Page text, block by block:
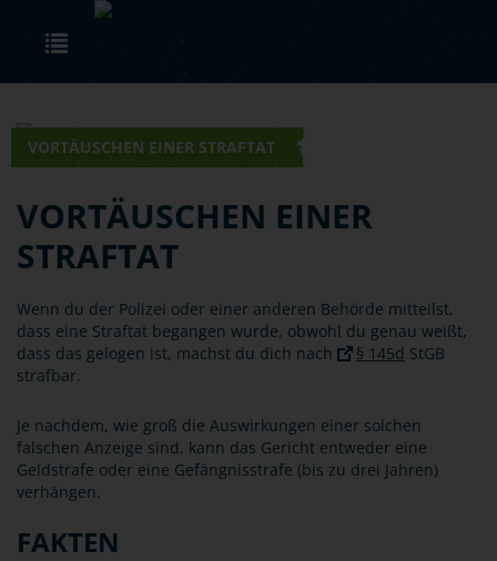
Skip to main content
VORTÄUSCHEN EINER STRAFTAT
VORTÄUSCHEN EINER
STRAFTAT
Wenn du der Polizei oder einer anderen Behörde mitteilst,
dass eine Straftat begangen wurde, obwohl du genau weißt,
dass das gelogen ist, machst du dich nach
§ 145d StGB
strafbar.
Je nachdem, wie groß die Auswirkungen einer solchen
falschen Anzeige sind, kann das Gericht entweder eine
Geldstrafe oder eine Gefängnisstrafe (bis zu drei Jahren)
verhängen.
FAKTEN